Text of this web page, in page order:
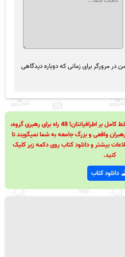
در مرورگر برای زمانی که دوباره دیدگاهی
48 قانون قدرت! 48 فرمول برای تسلط کامل بر اطرافیانتان! 48 راه برای رهبری گروه،
48 قانون که رهبران واقعی و بزرگ جامعه به شما نمیگویند تا
بیشتر و دانلود کتاب روی دکمه زیر کلیک
کنید.
دانلود کتاب